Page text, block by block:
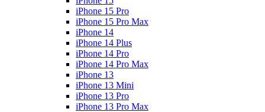
iPhone 15 Pro
iPhone 15 Pro Max
iPhone 14
iPhone 14 Plus
iPhone 14 Pro
iPhone 14 Pro Max
iPhone 13
iPhone 13 Mini
iPhone 13 Pro
iPhone 13 Pro Max